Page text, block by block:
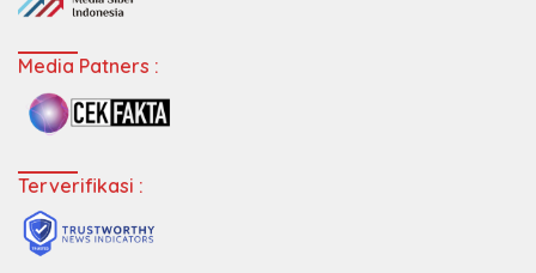
Media Patners :
Terverifikasi :